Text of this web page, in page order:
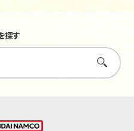
探す
さがす